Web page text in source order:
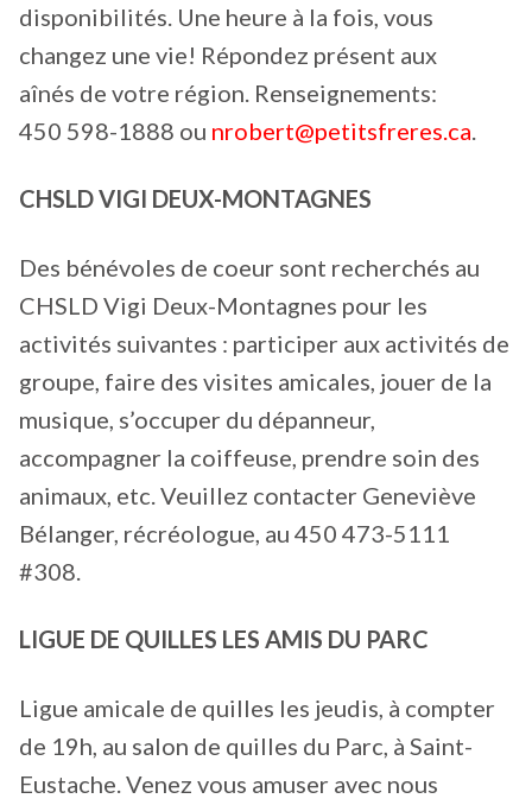
disponibilités. Une heure à la fois, vous
changez une vie! Répondez présent aux
aînés de votre région. Renseignements:
450 598-1888 ou nrobert@petitsfreres.ca
CHSLD VIGI DEUX-MONTAGNES
Des bénévoles de coeur sont recherchés au
CHSLD Vigi Deux-Montagnes pour les
activités suivantes : participer aux activités de
groupe, faire des visites amicales, jouer de la
musique, s’occuper du dépanneur,
accompagner la coiffeuse, prendre soin des
animaux, etc. Veuillez contacter Geneviève
Bélanger, récréologue, au 450 473-5111
#308.
LIGUE DE QUILLES LES AMIS DU PARC
Ligue amicale de quilles les jeudis, à compter
de 19h, au salon de quilles du Parc, à Saint-
Eustache. Venez vous amuser avec nous